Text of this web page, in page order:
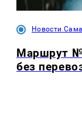
Новости
Маршрут №
без